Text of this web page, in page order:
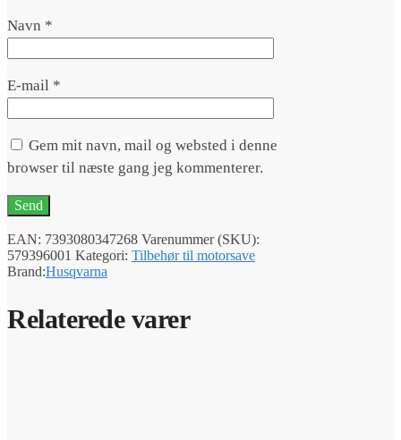
Navn *
E-mail *
Gem mit navn, mail og websted i denne
browser til næste gang jeg kommenterer.
EAN: 7393080347268 Varenummer (SKU):
579396001 Kategori: Tilbehør til motorsave
Brand:Husqvarna
Relaterede varer